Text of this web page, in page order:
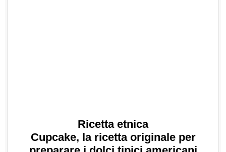
Ricetta etnica
Cupcake, la ricetta originale per